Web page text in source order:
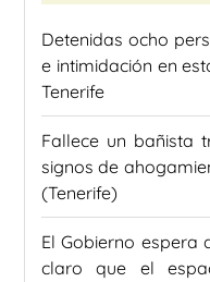
Detenidas ocho
e intimidación en
Tenerife
Fallece un bañista
signos de
(Tenerife)
El Gobierno espera
claro que el